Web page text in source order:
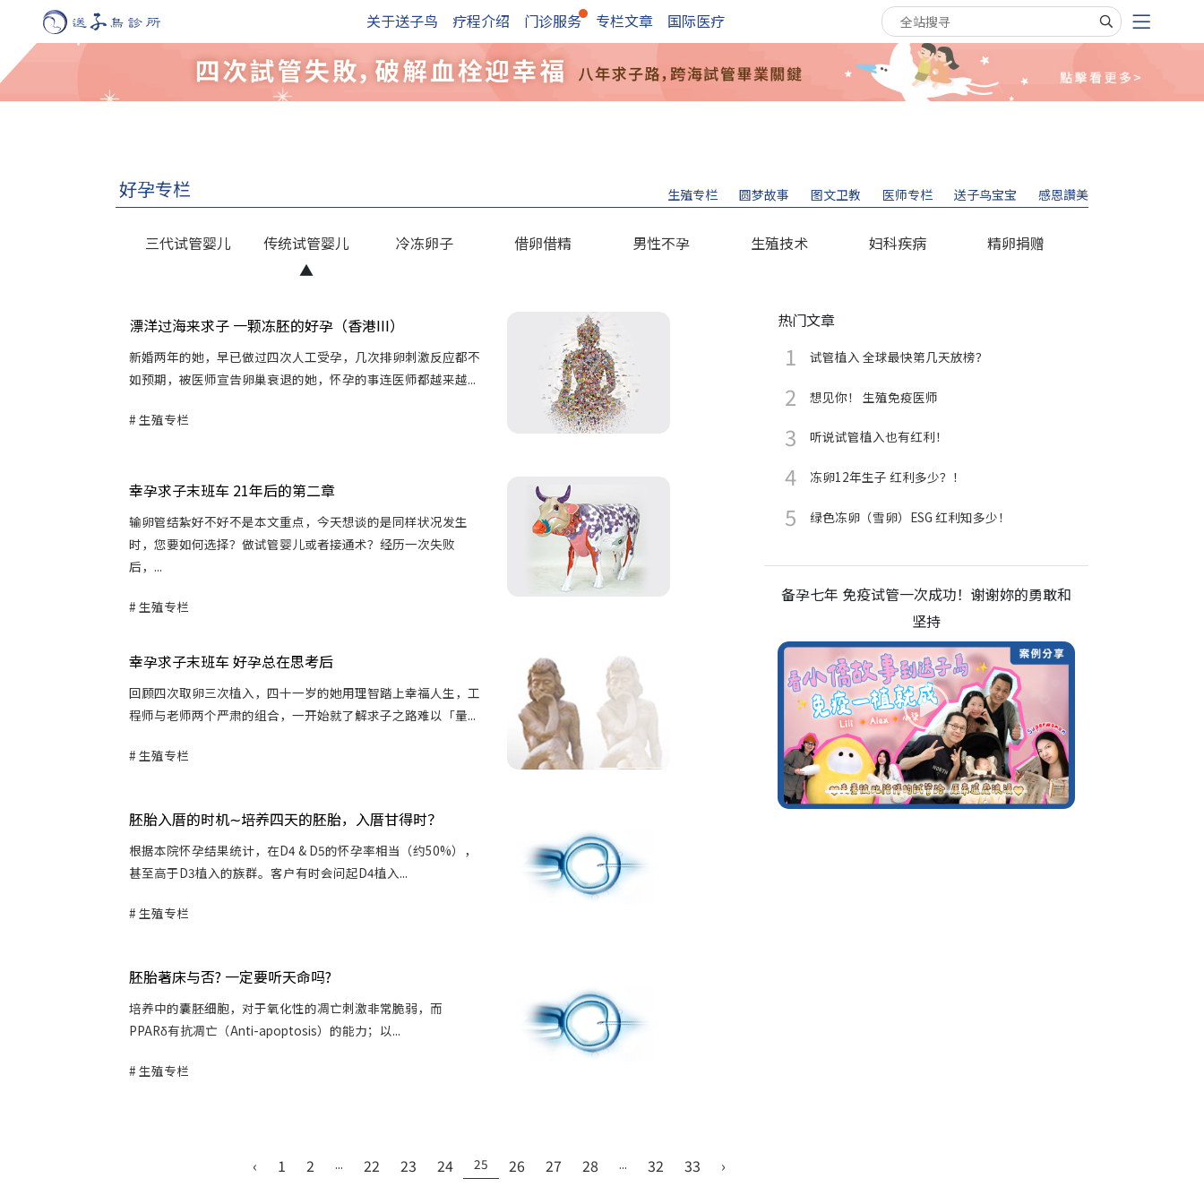
关于送子鸟 疗程介绍 门诊服务 专栏文章 国际医疗 搜寻关键字
好孕专栏 生殖专栏 圆梦故事 图文卫教 医师专栏 送子鸟宝宝 感恩讚美
三代试管婴儿 传统试管婴儿 冷冻卵子 借卵借精 男性不孕 生殖技术 妇科疾病 精卵捐赠
漂洋过海来求子 一颗冻胚的好孕（香港III）
新婚两年的她，早已做过四次人工受孕，几次排卵刺激反应都不
如预期，被医师宣告卵巢衰退的她，怀孕的事连医师都越来越...
生殖专栏
幸孕求子末班车 21年后的第二章
输卵管结紮好不好不是本文重点，今天想谈的是同样状况发生
时，您要如何选择？做试管婴儿或者接通术？经历一次失败
后，...
生殖专栏
幸孕求子末班车 好孕总在思考后
回顾四次取卵三次植入，四十一岁的她用理智踏上幸福人生，工
程师与老师两个严肃的组合，一开始就了解求子之路难以「量...
生殖专栏
胚胎入厝的时机∼培养四天的胚胎，入厝甘得时？
根据本院怀孕结果统计，在D4 & D5的怀孕率相当（约50%），
甚至高于D3植入的族群。客户有时会问起D4植入...
生殖专栏
胚胎著床与否? 一定要听天命吗?
培养中的囊胚细胞，对于氧化性的凋亡刺激非常脆弱，而
PPARδ有抗凋亡（Anti-apoptosis）的能力；以...
生殖专栏
‹ 1 2 ... 22 23 24 25 26 27 28 ... 32 33 ›
热门文章
试管植入 全球最快第几天放榜？
想见你！ 生殖免疫医师
听说试管植入也有红利！
冻卵12年生子 红利多少？！
绿色冻卵（雪卵）ESG 红利知多少！
备孕七年 免疫试管一次成功！谢谢妳的勇敢和
坚持